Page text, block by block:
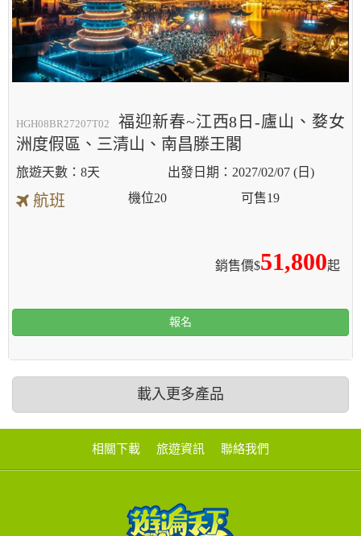
HGH08BR27207T02
福迎新春~江西8日-廬山、婺女
洲度假區、三清山、南昌滕王閣
8天 2027/02/07 (日)
航班
銷售價$51,800起
機位20 可售19
報名
載入更多產品
相關下載 旅遊資訊 聯絡我們